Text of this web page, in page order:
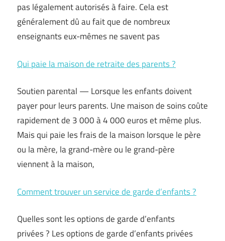
pas légalement autorisés à faire. Cela est
généralement dû au fait que de nombreux
enseignants eux-mêmes ne savent pas
Qui paie la maison de retraite des parents ?
Soutien parental — Lorsque les enfants doivent
payer pour leurs parents. Une maison de soins coûte
rapidement de 3 000 à 4 000 euros et même plus.
Mais qui paie les frais de la maison lorsque le père
ou la mère, la grand-mère ou le grand-père
viennent à la maison,
Comment trouver un service de garde d’enfants ?
Quelles sont les options de garde d’enfants
privées ? Les options de garde d’enfants privées